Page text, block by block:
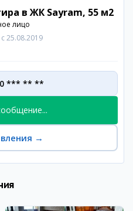
в ЖК Sayram, 55 м2
лицо
25.08.2019
*** ** **
→